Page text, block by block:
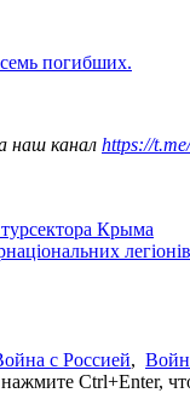
погибших.
наш канал https://
Крыма
легіонів
с Россией,
Ctrl+Enter,